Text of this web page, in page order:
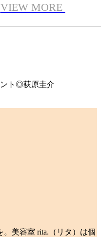
VIEW MORE
ト◎荻原圭介
美容室 rita.（リタ）は個